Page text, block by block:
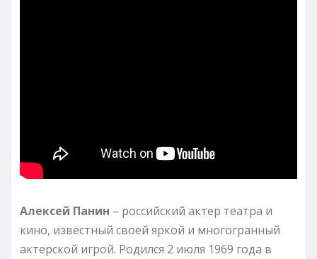
Алексей Панин – российский актер театра и
кино, известный своей яркой и многогранный
актерской игрой. Родился 2 июля 1969 года в